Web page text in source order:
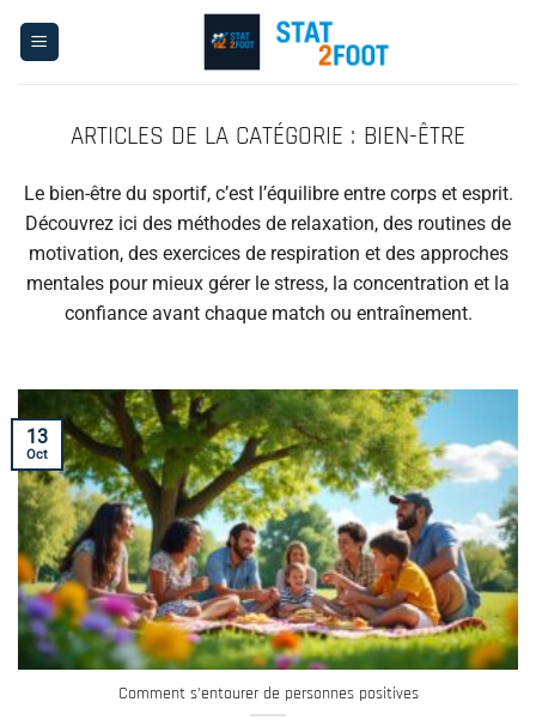
BIEN-ÊTRE
Le bien-être du sportif, c’est l’équilibre entre corps et esprit.
Découvrez ici des méthodes de relaxation, des routines de
motivation, des exercices de respiration et des approches
mentales pour mieux gérer le stress, la concentration et la
confiance avant chaque match ou entraînement.
Comment s’entourer de personnes positives
13
Oct